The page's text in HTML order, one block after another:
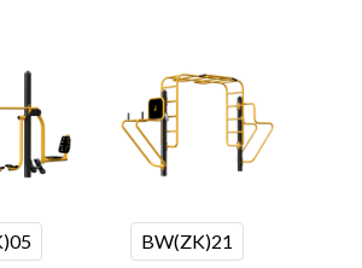
BW(ZK)21